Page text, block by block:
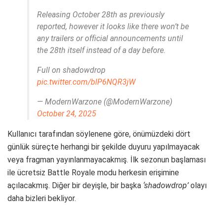
Releasing October 28th as previously
reported, however it looks like there won’t be
any trailers or official announcements until
the 28th itself instead of a day before.
Full on shadowdrop
pic.twitter.com/blP6NQR3jW
— ModernWarzone (@ModernWarzone)
October 24, 2025
Kullanıcı tarafından söylenene göre, önümüzdeki dört
günlük süreçte herhangi bir şekilde duyuru yapılmayacak
veya fragman yayınlanmayacakmış. İlk sezonun başlaması
ile ücretsiz Battle Royale modu herkesin erişimine
açılacakmış. Diğer bir deyişle, bir başka ‘shadowdrop’olayı
daha bizleri bekliyor.